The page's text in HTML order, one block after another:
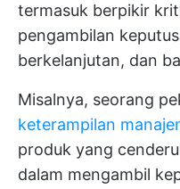
termasuk berpikir
pengambilan
berkelanjutan, dan
Misalnya, seorang
keterampilan
produk yang
dalam mengambil